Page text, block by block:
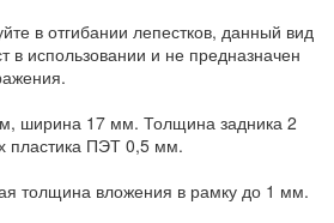
в отгибании лепестков, данный вид
в использовании и не предназначен
ширина 17 мм. Толщина задника 2
пластика ПЭТ 0,5 мм.
толщина вложения в рамку до 1 мм.